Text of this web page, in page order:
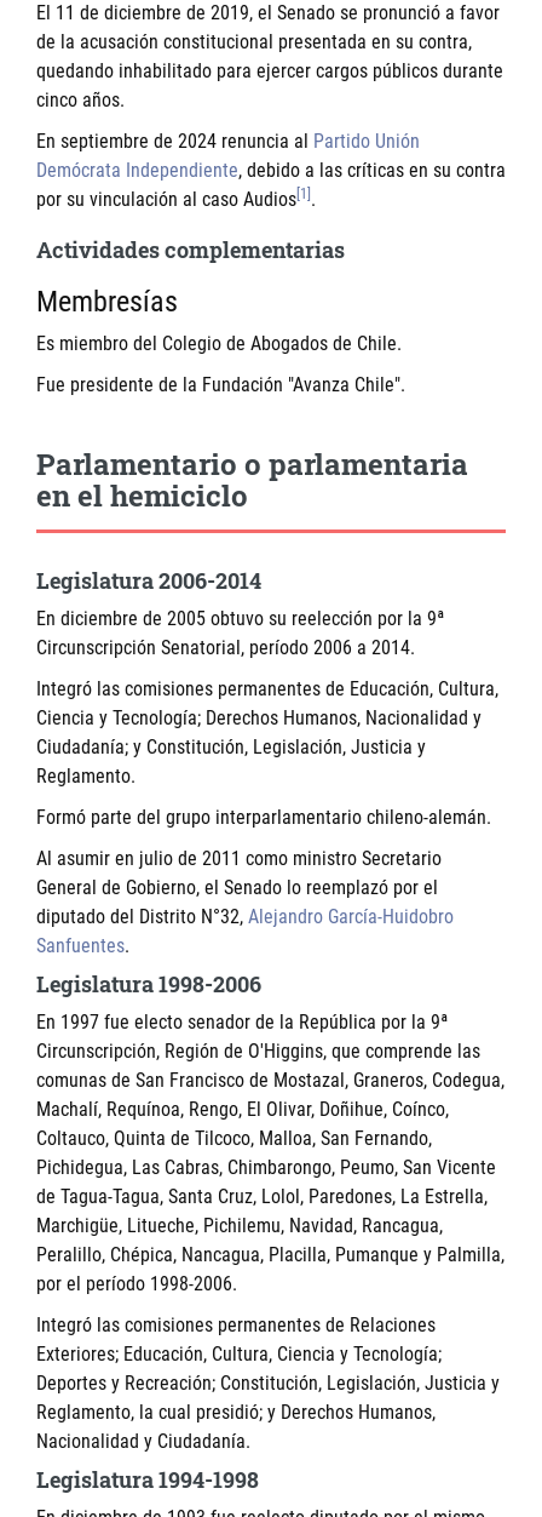
El 11 de diciembre de 2019, el Senado se pronunció a favor
de la acusación constitucional presentada en su contra,
quedando inhabilitado para ejercer cargos públicos durante
cinco años.
En septiembre de 2024 renuncia al Partido Unión
Demócrata Independiente, debido a las críticas en su contra
por su vinculación al caso Audios [1] .
Actividades complementarias
Membresías
Es miembro del Colegio de Abogados de Chile.
Fue presidente de la Fundación "Avanza Chile".
Parlamentario o parlamentaria
en el hemiciclo
Legislatura 2006-2014
En diciembre de 2005 obtuvo su reelección por la 9ª
Circunscripción Senatorial, período 2006 a 2014.
Integró las comisiones permanentes de Educación, Cultura,
Ciencia y Tecnología; Derechos Humanos, Nacionalidad y
Ciudadanía; y Constitución, Legislación, Justicia y
Reglamento.
Formó parte del grupo interparlamentario chileno-alemán.
Al asumir en julio de 2011 como ministro Secretario
General de Gobierno, el Senado lo reemplazó por el
diputado del Distrito N°32, Alejandro García-Huidobro
Sanfuentes.
Legislatura 1998-2006
En 1997 fue electo senador de la República por la 9ª
Circunscripción, Región de O'Higgins, que comprende las
comunas de San Francisco de Mostazal, Graneros, Codegua,
Machalí, Requínoa, Rengo, El Olivar, Doñihue, Coínco,
Coltauco, Quinta de Tilcoco, Malloa, San Fernando,
Pichidegua, Las Cabras, Chimbarongo, Peumo, San Vicente
de Tagua-Tagua, Santa Cruz, Lolol, Paredones, La Estrella,
Marchigüe, Litueche, Pichilemu, Navidad, Rancagua,
Peralillo, Chépica, Nancagua, Placilla, Pumanque y Palmilla,
por el período 1998-2006.
Integró las comisiones permanentes de Relaciones
Exteriores; Educación, Cultura, Ciencia y Tecnología;
Deportes y Recreación; Constitución, Legislación, Justicia y
Reglamento, la cual presidió; y Derechos Humanos,
Nacionalidad y Ciudadanía.
Legislatura 1994-1998